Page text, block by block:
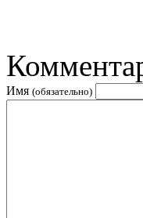
Имя (обязательно)